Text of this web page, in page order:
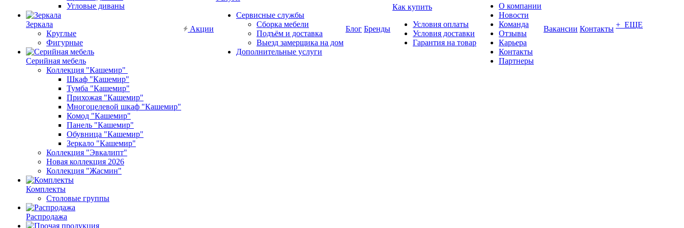
Угловые диваны
Зеркала
Круглые
Фигурные
Серийная мебель
Коллекция "Кашемир"
Шкаф "Кашемир"
Тумба "Кашемир"
Прихожая "Кашемир"
Многоцелевой шкаф "Кашемир"
Комод "Кашемир"
Панель "Кашемир"
Обувница "Кашемир"
Зеркало "Кашемир"
Коллекция "Эвкалипт"
Новая коллекция 2026
Коллекция "Жасмин"
Комплекты
Столовые группы
Распродажа
Акции
Сервисные службы
Сборка мебели
Подъём и доставка
Выезд замерщика на дом
Дополнительные услуги
Блог Бренды
Как купить
Условия оплаты
Условия доставки
Гарантия на товар
О компании
Новости
Команда
Отзывы
Карьера
Контакты
Партнеры
Вакансии Контакты + ЕЩЕ